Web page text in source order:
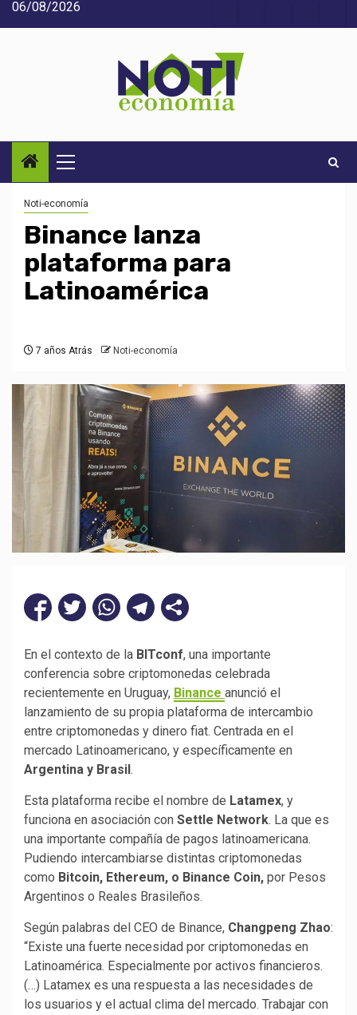
Saltar
al
06/08/2026
Noti-
economía
Menú
principal
Noti-economía
Binance lanza
plataforma para
Latinoamérica
7 años Atrás Noti-economía
En el contexto de la BITconf, una importante
conferencia sobre criptomonedas celebrada
recientemente en Uruguay, Binance anunció el
lanzamiento de su propia plataforma de intercambio
entre criptomonedas y dinero fiat. Centrada en el
mercado Latinoamericano, y específicamente en
Argentina y Brasil .
Esta plataforma recibe el nombre de Latamex, y
funciona en asociación con Settle Network. La que es
una importante compañía de pagos latinoamericana.
Pudiendo intercambiarse distintas criptomonedas
como Bitcoin, Ethereum, o Binance Coin, por Pesos
Argentinos o Reales Brasileños.
Según palabras del CEO de Binance, Changpeng Zhao:
“Existe una fuerte necesidad por criptomonedas en
Latinoamérica. Especialmente por activos financieros.
(…) Latamex es una respuesta a las necesidades de
los usuarios y el actual clima del mercado. Trabajar con